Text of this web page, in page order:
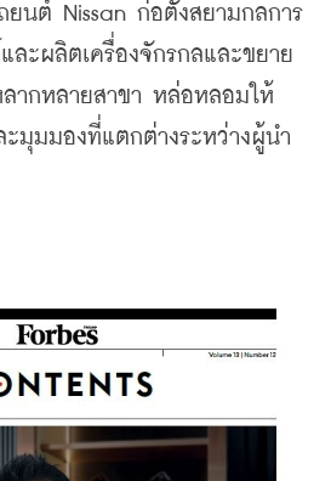
ยนต์ Nissan ก่อตั้งสยามกลการ
ละผลิตเครื่องจักรกลและขยาย
ากหลายสาขา หล่อหลอมให้
มุมมองที่แตกต่างระหว่างผู้นำ